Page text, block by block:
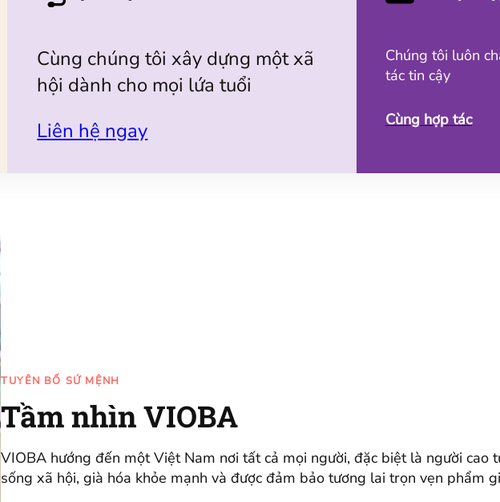
Cùng chúng tôi xây dựng một xã
hội dành cho mọi lứa tuổi
Liên hệ ngay
Chúng tôi luôn
tác tin cậy
Cùng hợp tác
TUYÊN BỐ SỨ MỆNH
Tầm nhìn VIOBA
VIOBA hướng đến một Việt Nam nơi tất cả mọi người, đặc biệt là người cao
sống xã hội, già hóa khỏe mạnh và được đảm bảo tương lai trọn vẹn phẩm